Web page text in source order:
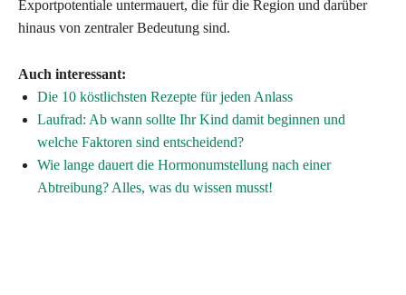
Exportpotentiale untermauert, die für die Region und darüber
hinaus von zentraler Bedeutung sind.
Auch interessant:
Die 10 köstlichsten Rezepte für jeden Anlass
Laufrad: Ab wann sollte Ihr Kind damit beginnen und
welche Faktoren sind entscheidend?
Wie lange dauert die Hormonumstellung nach einer
Abtreibung? Alles, was du wissen musst!